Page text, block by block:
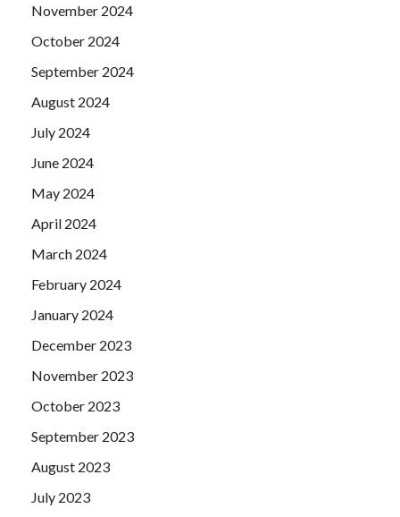
November 2024
October 2024
September 2024
August 2024
July 2024
June 2024
May 2024
April 2024
March 2024
February 2024
January 2024
December 2023
November 2023
October 2023
September 2023
August 2023
July 2023